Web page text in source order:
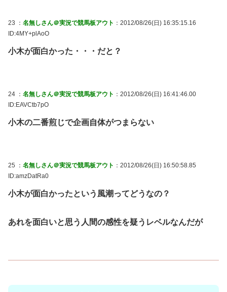
23 ： 名無しさん＠実況で競馬板アウト ：2012/08/26(日) 16:35:15.16
ID:4MY+plAoO
小木が面白かった・・・だと？
24 ： 名無しさん＠実況で競馬板アウト ：2012/08/26(日) 16:41:46.00
ID:EAVCtb7pO
小木の二番煎じで企画自体がつまらない
25 ： 名無しさん＠実況で競馬板アウト ：2012/08/26(日) 16:50:58.85
ID:amzDatRa0
小木が面白かったという風潮ってどうなの？
あれを面白いと思う人間の感性を疑うレベルなんだが